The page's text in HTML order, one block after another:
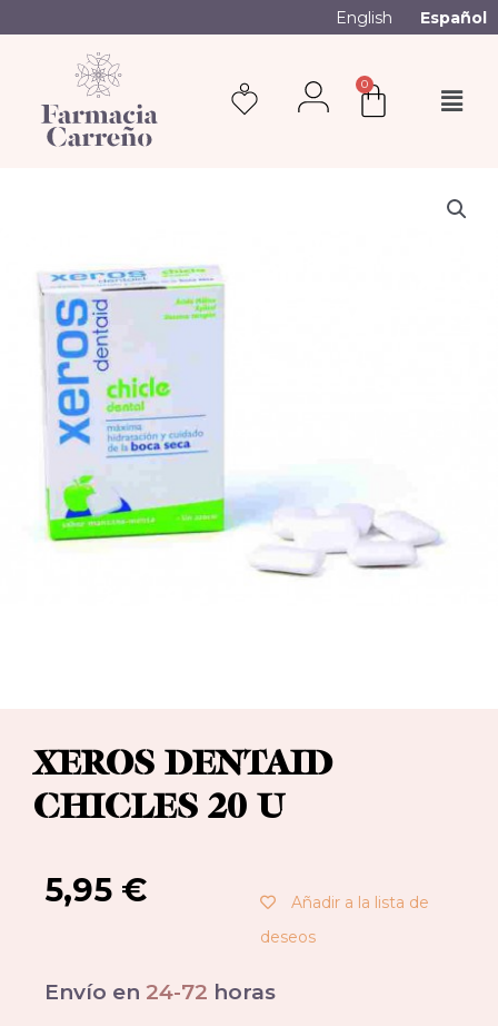
English Español
0
XEROS DENTAID
CHICLES 20 U
5,95 €
Añadir a la lista de
deseos
Envío en 24-72 horas